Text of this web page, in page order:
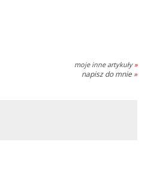
moje inne artykuły »
napisz do mnie »